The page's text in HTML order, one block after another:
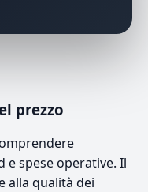
prezzo
spese operative. Il
alla qualità dei